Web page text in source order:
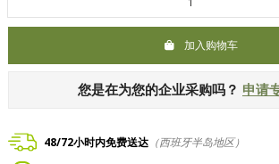
加入购物车
您是在为您的企业采购吗？ 申请
48/72小时内免费送达 （西班牙半岛地区）